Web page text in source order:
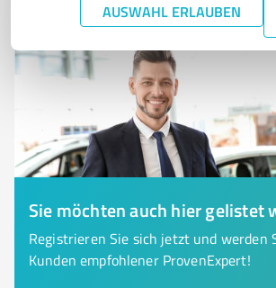
AUSWAHL ERLAUBEN
Sie möchten auch hier gelistet
Registrieren Sie sich jetzt und werden
Kunden empfohlener ProvenExpert!